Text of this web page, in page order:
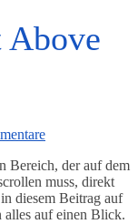
Bereich, der auf dem
muss, direkt
diesem Beitrag auf
alles auf einen Blick.